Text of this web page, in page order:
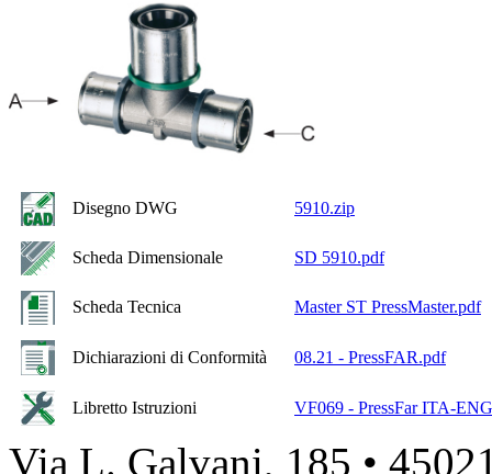
Disegno DWG 5910.zip
Scheda Dimensionale SD 5910.pdf
Scheda Tecnica Master ST PressMaster.pdf
Dichiarazioni di Conformità 08.21 - PressFAR.pdf
Libretto Istruzioni VF069 - PressFar ITA-
Via L. Galvani, 185 •